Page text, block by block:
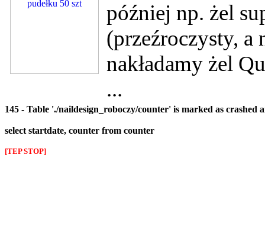
później np. żel
(przeźroczysty, a
nakładamy żel
...
145 - Table './naildesign_roboczy/counter' is marked as crashed
select startdate, counter from counter
[TEP STOP]